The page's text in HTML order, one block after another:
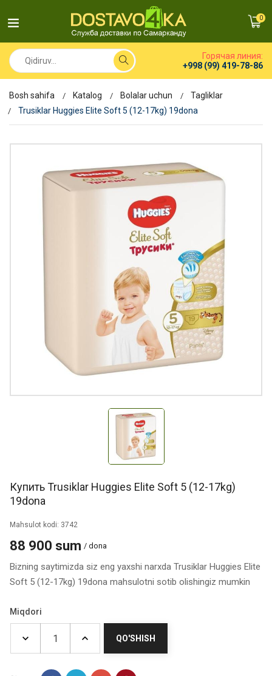
0
Горячая линия:
+998 (99) 419-78-86
Bosh sahifa Katalog Bolalar uchun
Tagliklar
Trusiklar Huggies Elite Soft 5 (12-17kg) 19dona
Купить Trusiklar Huggies Elite Soft 5 (12-17kg)
19dona
Mahsulot kodi: 3742
88 900 sum / dona
Bizning saytimizda siz eng yaxshi narxda Trusiklar Huggies Elite
Soft 5 (12-17kg) 19dona mahsulotni sotib olishingiz mumkin
Miqdori
QO'SHISH